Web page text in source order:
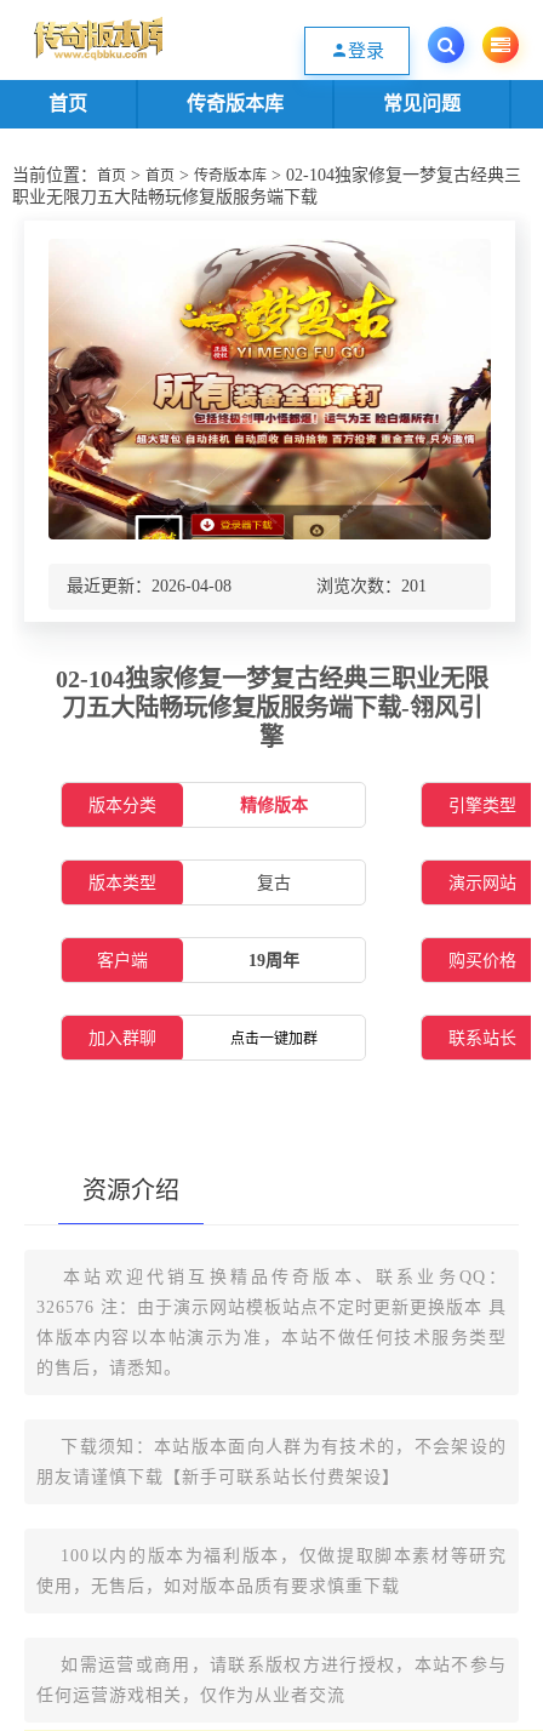
欢迎您光临传奇版本库资源下载站，一个优质的传奇版本源码基地。欢迎选购
登录
首页 传奇版本库 常见问题
当前位置： 首页 > 首页 > 传奇版本库 > 02-104独家修复一梦复古经典三
职业无限刀五大陆畅玩修复版服务端下载
最近更新：2026-04-08 浏览次数： 201
02-104独家修复一梦复古经典三职业无限
刀五大陆畅玩修复版服务端下载-翎风引
擎
版本分类 精修版本 引擎类型
版本类型 复古 演示网站
客户端 19周年 购买价格
加入群聊 点击一键加群 联系站长
资源介绍
[复制版本链接]
本站欢迎代销互换精品传奇版本、联系业务QQ：
326576 注：由于演示网站模板站点不定时更新更换版本 具
体版本内容以本帖演示为准，本站不做任何技术服务类型
的售后，请悉知。
下载须知：本站版本面向人群为有技术的，不会架设的
朋友请谨慎下载【新手可联系站长付费架设】
100以内的版本为福利版本，仅做提取脚本素材等研究
使用，无售后，如对版本品质有要求慎重下载
如需运营或商用，请联系版权方进行授权，本站不参与
任何运营游戏相关，仅作为从业者交流